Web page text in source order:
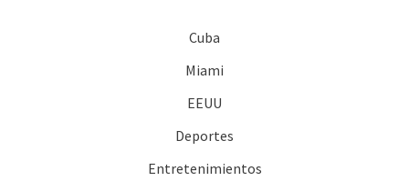
Cuba
Miami
EEUU
Deportes
Entretenimientos